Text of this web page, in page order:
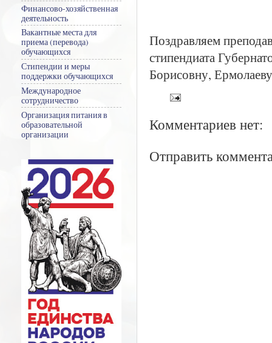
Поздравляем
стипендиата
Борисовну,
Комментариев нет:
Отправить
Финансово-хозяйственная
деятельность
Вакантные места для
приема (перевода)
обучающихся
Стипендии и меры
поддержки обучающихся
Международное
сотрудничество
Организация питания в
образовательной
организации